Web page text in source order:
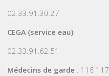
02.33.91.30.27
CEGA (service eau)
02.33.91.62.51
Médecins de garde : 116 117